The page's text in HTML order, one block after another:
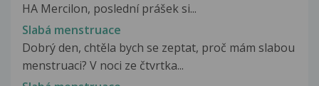
HA Mercilon, poslední prášek si...
Slabá menstruace
Dobrý den, chtěla bych se zeptat, proč mám slabou
menstruaci? V noci ze čtvrtka...